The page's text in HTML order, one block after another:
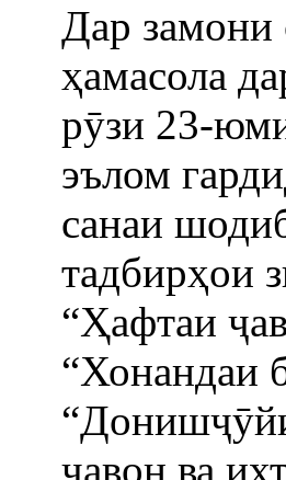
Дар замони
ҳамасола
рӯзи 23-
эълом
санаи
тадбирҳои
“Ҳафтаи
“Хонандаи
ҷавон ва